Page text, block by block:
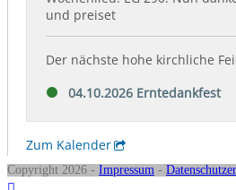
Copyright 2026 - Impressum -